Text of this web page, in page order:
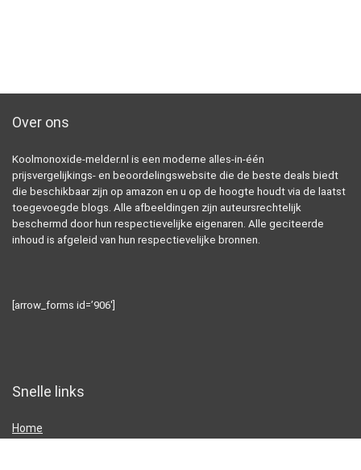
Over ons
Koolmonoxide-melder.nl is een moderne alles-in-één
prijsvergelijkings- en beoordelingswebsite die de beste deals biedt
die beschikbaar zijn op amazon en u op de hoogte houdt via de laatst
toegevoegde blogs. Alle afbeeldingen zijn auteursrechtelijk
beschermd door hun respectievelijke eigenaren. Alle geciteerde
inhoud is afgeleid van hun respectievelijke bronnen.
[arrow_forms id=’906′]
Snelle links
Home